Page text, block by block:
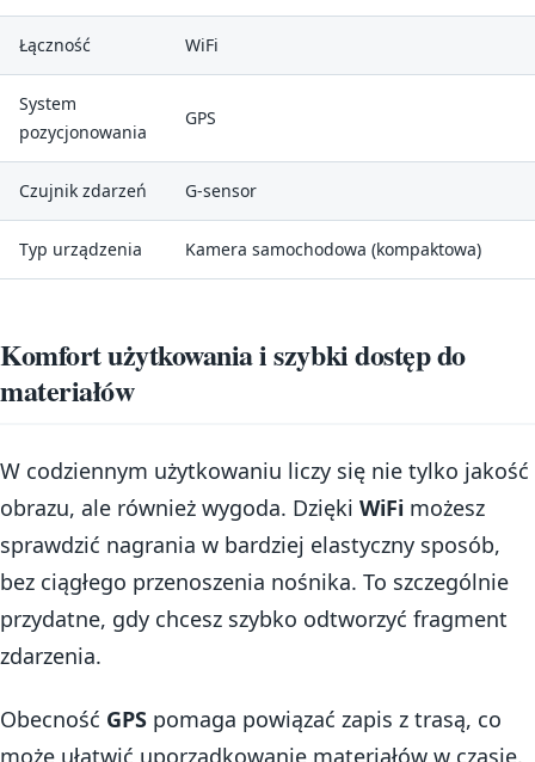
Łączność WiFi
System
pozycjonowania
GPS
Czujnik zdarzeń G-sensor
Typ urządzenia Kamera samochodowa (kompaktowa)
Komfort użytkowania i szybki dostęp do
materiałów
W codziennym użytkowaniu liczy się nie tylko jakość
obrazu, ale również wygoda. Dzięki WiFi możesz
sprawdzić nagrania w bardziej elastyczny sposób,
bez ciągłego przenoszenia nośnika. To szczególnie
przydatne, gdy chcesz szybko odtworzyć fragment
zdarzenia.
Obecność GPS pomaga powiązać zapis z trasą, co
może ułatwić uporządkowanie materiałów w czasie.